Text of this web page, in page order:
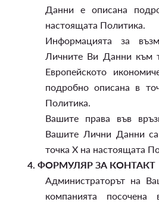
Данни е описана
настоящата Политика.
Информацията за
Личните Ви Данни към
Европейското
подробно описана в
Политика.
Вашите права във
Вашите Лични Данни
точка X на настоящата
4. ФОРМУЛЯР ЗА КОНТАКТ
Администраторът на
компанията